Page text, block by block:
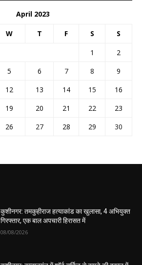
April 2023
W T F S S
1
2
5 6 7 8
9
12 13 14 15
16
19 20 21 22
23
26 27 28 29
30
कुशीनगर: तमकुहीराज हत्याकांड का खुलासा, 4 अभियुक्त
गिरफ्तार, एक बाल अपचारी हिरासत में
08/08/2026